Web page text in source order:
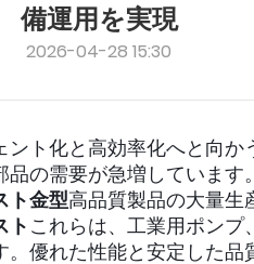
備運用を実現
2026-04-28 15:30
ト化と高効率化へと向か
の需要が急増しています
ト金型高品質製品の大量生
ト これらは、工業用ポンプ
優れた性能と安定した品